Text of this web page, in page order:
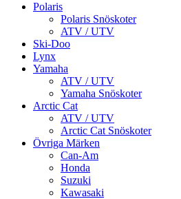
Polaris
Polaris Snöskoter
ATV / UTV
Ski-Doo
Lynx
Yamaha
ATV / UTV
Yamaha Snöskoter
Arctic Cat
ATV / UTV
Arctic Cat Snöskoter
Övriga Märken
Can-Am
Honda
Suzuki
Kawasaki